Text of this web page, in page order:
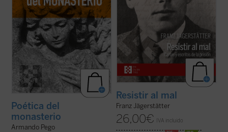
Poética del
monasterio
Armando Pego
Resistir al mal
Franz Jägerstätter
26,00€ IVA incluido